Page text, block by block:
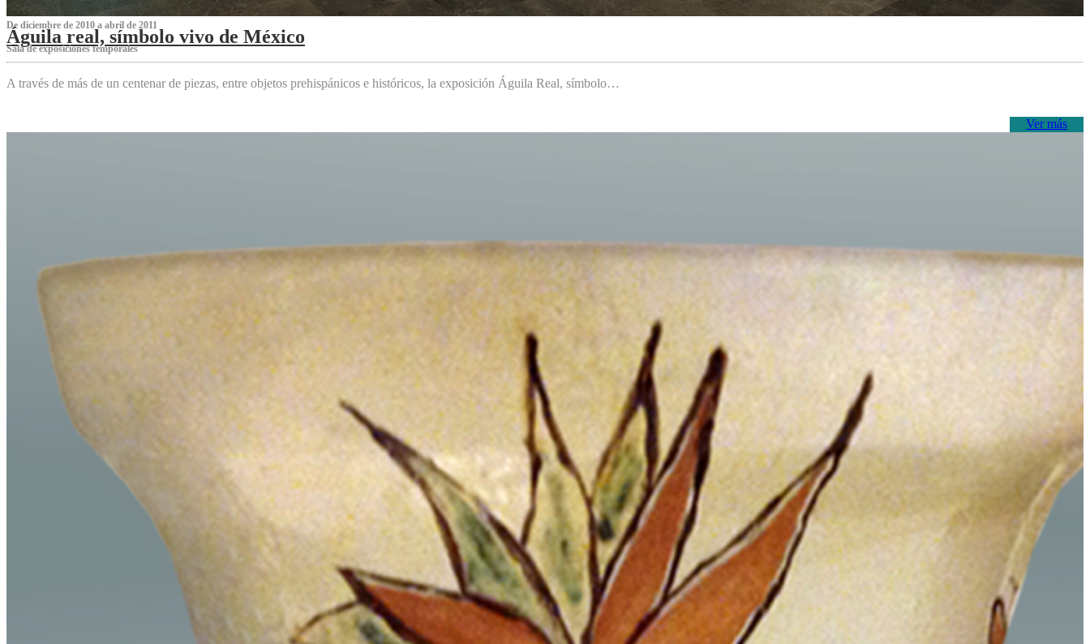
De diciembre de 2010 a abril de 2011
Águila real, símbolo vivo de México
Sala de exposiciones temporales
A través de más de un centenar de piezas, entre objetos prehispánicos e históricos, la exposición Águila Real, símbolo…
Ver más